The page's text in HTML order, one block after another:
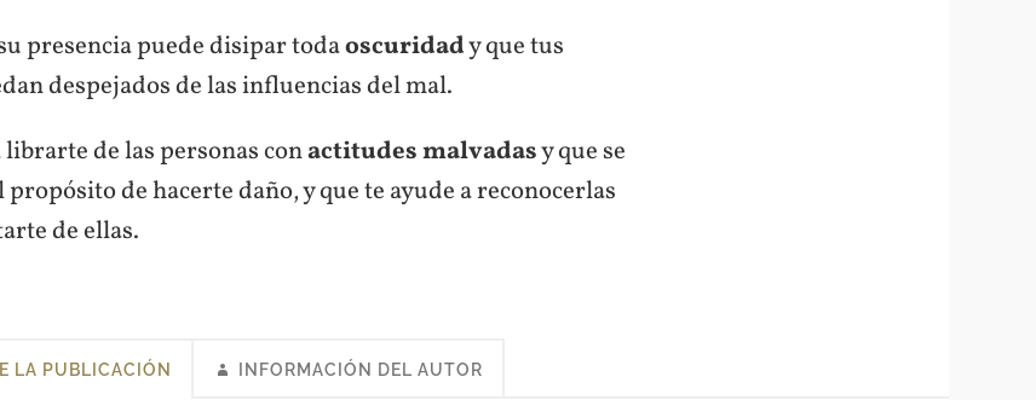
presencia puede disipar todaoscuridady que tus
despejados de las influencias del mal.
librarte de las personas conactitudes malvadasy que se
propósito de hacerte daño, y que te ayude a reconocerlas
de ellas.
LA PUBLICACIÓN INFORMACIÓN DEL AUTOR